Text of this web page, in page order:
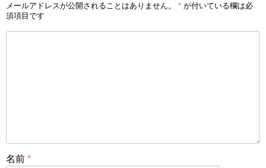
メールアドレスが公開されることはありません。 * が付いている欄は必
須項目です
名前 *